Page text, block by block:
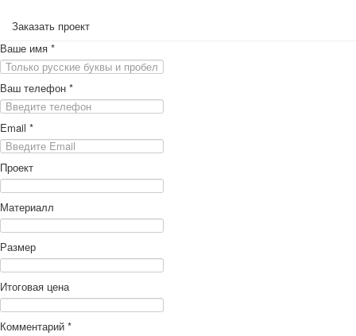
Заказать проект
Ваше имя *
Ваш телефон *
Email *
Проект
Материалл
Размер
Итоговая цена
Комментарий *